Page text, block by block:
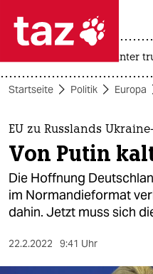
 taz
taz zahl
themen
politik
öko
usa unter
Startseite Politik Europa
EU zu Russlands
Von Putin
Die Hoffnung
im Normandieformat
dahin. Jetzt muss sich
22.2.2022 9:41 Uhr